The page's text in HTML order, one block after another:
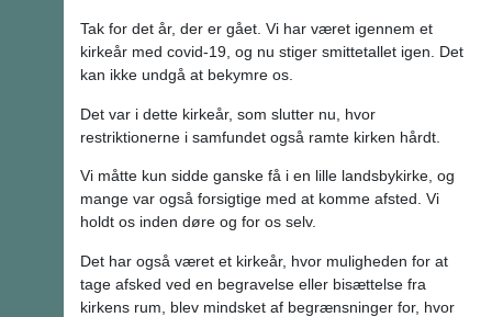
Tak for det år, der er gået. Vi har været igennem et
kirkeår med covid-19, og nu stiger smittetallet igen. Det
kan ikke undgå at bekymre os.
Det var i dette kirkeår, som slutter nu, hvor
restriktionerne i samfundet også ramte kirken hårdt.
Vi måtte kun sidde ganske få i en lille landsbykirke, og
mange var også forsigtige med at komme afsted. Vi
holdt os inden døre og for os selv.
Det har også været et kirkeår, hvor muligheden for at
tage afsked ved en begravelse eller bisættelse fra
kirkens rum, blev mindsket af begrænsninger for, hvor